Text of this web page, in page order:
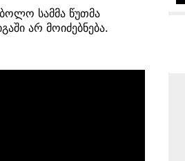
სამმა წუთმა
არ მოიძებნება.